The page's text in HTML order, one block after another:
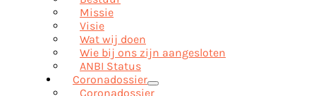
Missie
Visie
Wat wij doen
Wie bij ons zijn aangesloten
ANBI Status
Coronadossier
Coronadossier